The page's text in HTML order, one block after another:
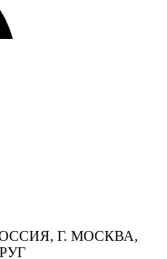
РОССИЯ, Г. МОСКВА,